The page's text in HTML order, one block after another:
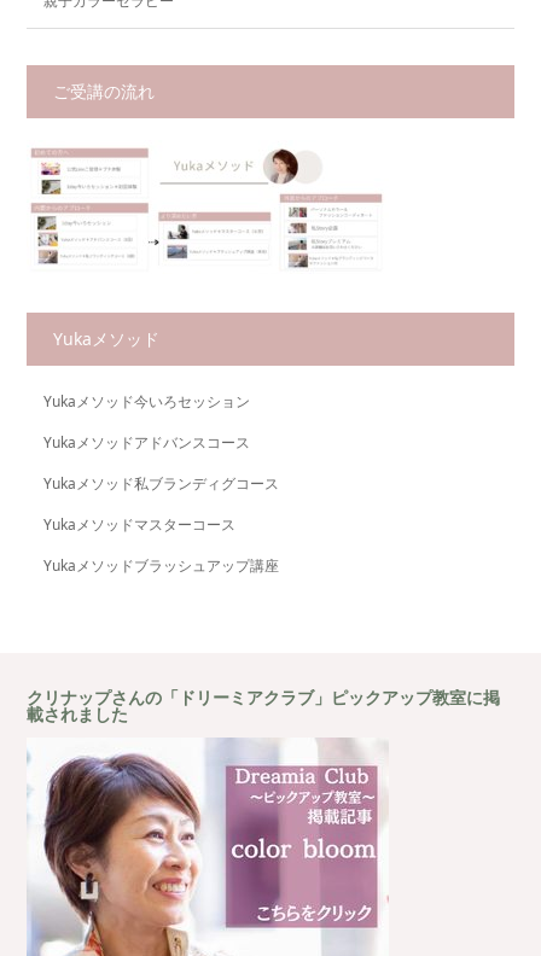
ご受講の流れ
Yukaメソッド
Yukaメソッド今いろセッション
Yukaメソッドアドバンスコース
Yukaメソッド私ブランディグコース
Yukaメソッドマスターコース
Yukaメソッドブラッシュアップ講座
クリナップさんの「ドリーミアクラブ」ピックアップ教室に掲
載されました